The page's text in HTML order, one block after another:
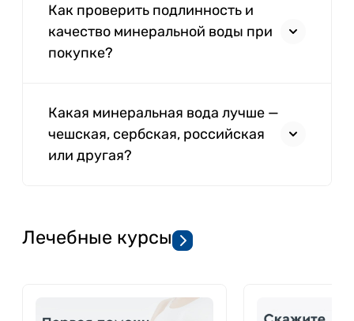
Как проверить подлинность и
качество минеральной воды при
покупке?
Какая минеральная вода лучше —
чешская, сербская, российская
или другая?
Лечебные курсы